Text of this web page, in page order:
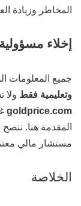
المخاطر وزيادة
إخلاء مسؤولية
جميع المعلومات
وتعليمية فقط ولا
goldprice.com
المقدمة هنا.
مستشار مالي
الخلاصة